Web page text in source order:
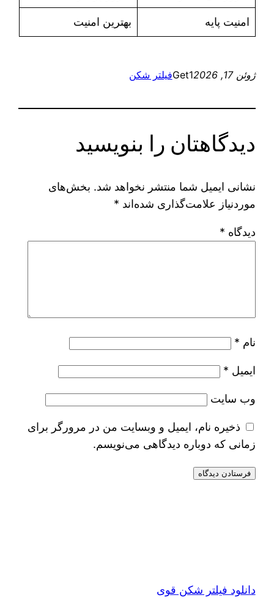
امنیت پایه بهترین امنیت
ژوئن 17, 2026 Get1فیلتر شکن
دیدگاهتان را بنویسید
نشانی ایمیل شما منتشر نخواهد شد. بخش‌های
موردنیاز علامت‌گذاری شده‌اند *
دیدگاه *
نام *
ایمیل *
وب‌ سایت
ذخیره نام، ایمیل و وبسایت من در مرورگر برای
زمانی که دوباره دیدگاهی می‌نویسم.
دانلود فیلتر شکن قوی